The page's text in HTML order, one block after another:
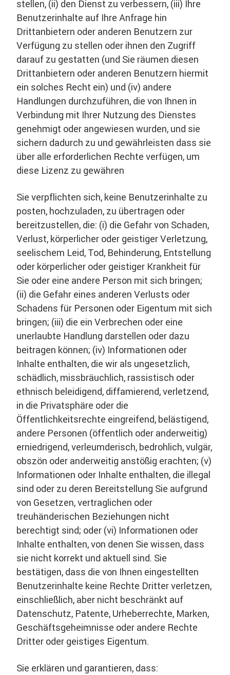
stellen, (ii) den Dienst zu verbessern, (iii) Ihre
Benutzerinhalte auf Ihre Anfrage hin
Drittanbietern oder anderen Benutzern zur
Verfügung zu stellen oder ihnen den Zugriff
darauf zu gestatten (und Sie räumen diesen
Drittanbietern oder anderen Benutzern hiermit
ein solches Recht ein) und (iv) andere
Handlungen durchzuführen, die von Ihnen in
Verbindung mit Ihrer Nutzung des Dienstes
genehmigt oder angewiesen wurden, und sie
sichern dadurch zu und gewährleisten dass sie
über alle erforderlichen Rechte verfügen, um
diese Lizenz zu gewähren
Sie verpflichten sich, keine Benutzerinhalte zu
posten, hochzuladen, zu übertragen oder
bereitzustellen, die: (i) die Gefahr von Schaden,
Verlust, körperlicher oder geistiger Verletzung,
seelischem Leid, Tod, Behinderung, Entstellung
oder körperlicher oder geistiger Krankheit für
Sie oder eine andere Person mit sich bringen;
(ii) die Gefahr eines anderen Verlusts oder
Schadens für Personen oder Eigentum mit sich
bringen; (iii) die ein Verbrechen oder eine
unerlaubte Handlung darstellen oder dazu
beitragen können; (iv) Informationen oder
Inhalte enthalten, die wir als ungesetzlich,
schädlich, missbräuchlich, rassistisch oder
ethnisch beleidigend, diffamierend, verletzend,
in die Privatsphäre oder die
Öffentlichkeitsrechte eingreifend, belästigend,
andere Personen (öffentlich oder anderweitig)
erniedrigend, verleumderisch, bedrohlich, vulgär,
obszön oder anderweitig anstößig erachten; (v)
Informationen oder Inhalte enthalten, die illegal
sind oder zu deren Bereitstellung Sie aufgrund
von Gesetzen, vertraglichen oder
treuhänderischen Beziehungen nicht
berechtigt sind; oder (vi) Informationen oder
Inhalte enthalten, von denen Sie wissen, dass
sie nicht korrekt und aktuell sind. Sie
bestätigen, dass die von Ihnen eingestellten
Benutzerinhalte keine Rechte Dritter verletzen,
einschließlich, aber nicht beschränkt auf
Datenschutz, Patente, Urheberrechte, Marken,
Geschäftsgeheimnisse oder andere Rechte
Dritter oder geistiges Eigentum.
Sie erklären und garantieren, dass: